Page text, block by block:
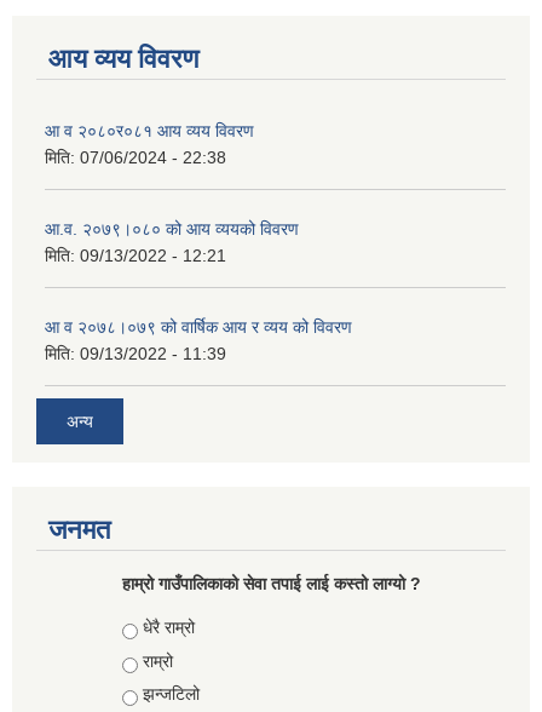
आय व्यय विवरण
आ व २०८०र०८१ आय व्यय विवरण
मिति: 07/06/2024 - 22:38
आ.व. २०७९।०८० को आय व्ययको विवरण
मिति: 09/13/2022 - 12:21
आ‍ व २०७८।०७९ को वार्षिक आय र व्यय को विवरण
मिति: 09/13/2022 - 11:39
अन्य
जनमत
हाम्रो गाउँपालिकाको सेवा तपाई लाई कस्तो लाग्यो ?
Choices
धेरै राम्रो
राम्रो
झन्जटिलो